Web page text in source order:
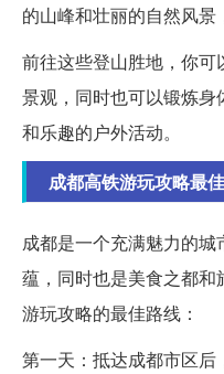
的山峰和壮丽的自然风景
前往这些登山胜地，你
景观，同时也可以锻炼
和乐趣的户外活动。
成都高铁游玩攻略最
成都是一个充满魅力的
蕴，同时也是美食之都
游玩攻略的最佳路线：
第一天：抵达成都市区后